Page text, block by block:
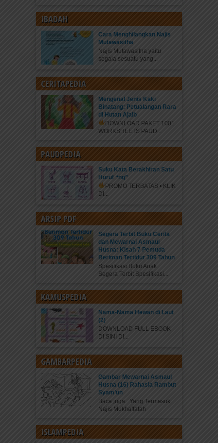
IBADAH
Cara Menghilangkan Najis
Mutawasitha
Najis Mutawasitha yaitu
segala sesuatu yang...
CERITAPEDIA
Mengenal Jenis Kaki
Binatang: Petualangan Rara
di Hutan Ajaib
DOWNLOAD PAKET 1001
WORKSHEETS PAUD...
PAUDPEDIA
Suku Kata Berakhiran Satu
Huruf “ng”
PROMO TERBATAS • KLIK
DI...
ARSIP PDF
Segera Terbit Buku Cerita
dan Mewarnai Asmaul
Husna: Kisah 7 Pemuda
Beriman Tertidur 309 Tahun
Spesifikasi Buku Anak
Segera Terbit Spesifikasi...
KAMUSPEDIA
Nama-Nama Hewan di Laut
(2)
DOWNLOAD FULL EBOOK
DI SINI DI...
GAMBARPEDIA
Gambar Mewarnai Asmaul
Husna (16) Rahasia Rambut
Syam’un
Baca juga: Yang Termasuk
Najis Mukhaffafah
ISLAMPEDIA